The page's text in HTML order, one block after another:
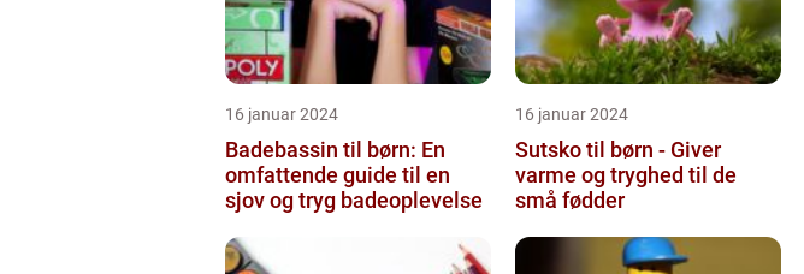
16 januar 2024
Badebassin til børn: En
omfattende guide til en
sjov og tryg badeoplevelse
16 januar 2024
Sutsko til børn - Giver
varme og tryghed til de
små fødder